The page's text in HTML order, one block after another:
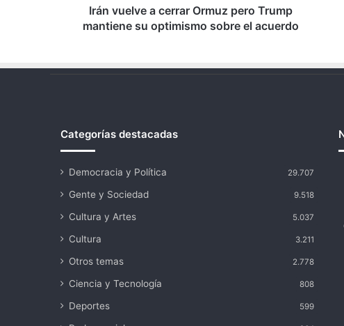
optimismo
sobre
Irán vuelve a cerrar Ormuz pero Trump
mantiene su optimismo sobre el acuerdo
Categorías destacadas
Democracia y Política 29.707
Gente y Sociedad 9.518
Cultura y Artes 5.037
Cultura 3.211
Otros temas 2.778
Ciencia y Tecnología 808
Deportes 599